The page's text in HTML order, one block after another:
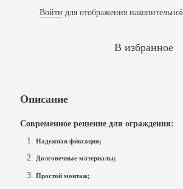
Войти для отображения
В избранное
Описание
Современное решение для ограждения:
Надежная фиксация;
Долговечные материалы;
Простой монтаж;